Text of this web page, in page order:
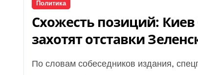
Политика
Схожесть позиций:
захотят отставки
По словам собеседников издания, спецпредставитель Трампа по Украине и РФ Кит Келлог и